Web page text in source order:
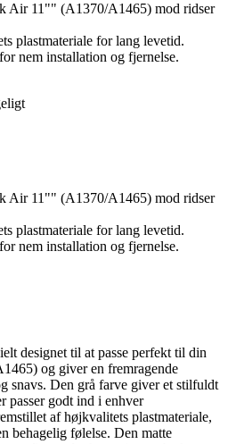
Air 11"" (A1370/A1465) mod ridser
plastmateriale for lang levetid.
nem installation og fjernelse.
Air 11"" (A1370/A1465) mod ridser
plastmateriale for lang levetid.
nem installation og fjernelse.
designet til at passe perfekt til din
og giver en fremragende
snavs. Den grå farve giver et stilfuldt
passer godt ind i enhver
af højkvalitets plastmateriale,
behagelig følelse. Den matte